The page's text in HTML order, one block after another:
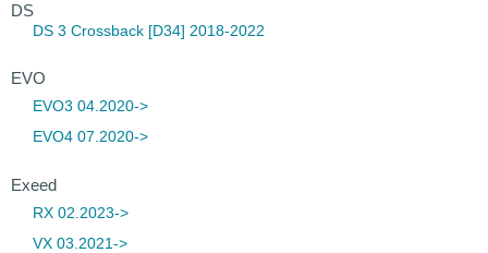
DS
DS 3 Crossback [D34] 2018-2022
EVO
EVO3 04.2020->
EVO4 07.2020->
Exeed
RX 02.2023->
VX 03.2021->